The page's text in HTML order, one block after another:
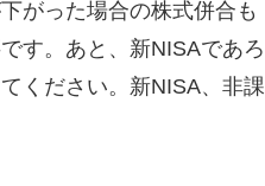
がった場合の株式併合も
す。あと、新NISAであろ
ください。新NISA、非課